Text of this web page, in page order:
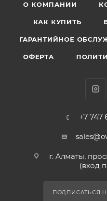
О КОМПАНИИ
КАК КУПИТЬ
ГАРАНТИЙНОЕ
ОФЕРТА
+7 747
г. Алматы,
(вход
ПОДПИСАТЬСЯ